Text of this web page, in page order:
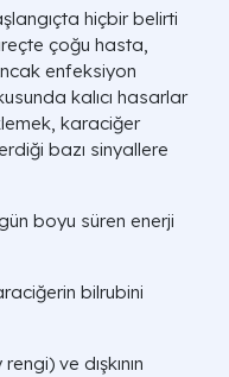
hiçbir belirti
çoğu hasta,
enfeksiyon
kalıcı hasarlar
karaciğer
bazı sinyallere
boyu süren enerji
bilrubini
ve dışkının